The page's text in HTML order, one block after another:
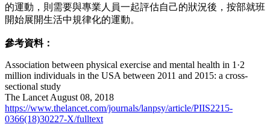
的運動，則需要與專業人員一起評估自己的狀況後，按部就班
開始展開生活中規律化的運動。
參考資料：
Association between physical exercise and mental health in 1·2
million individuals in the USA between 2011 and 2015: a cross-
sectional study
The Lancet August 08, 2018
https://www.thelancet.com/journals/lanpsy/article/PIIS2215-
0366(18)30227-X/fulltext